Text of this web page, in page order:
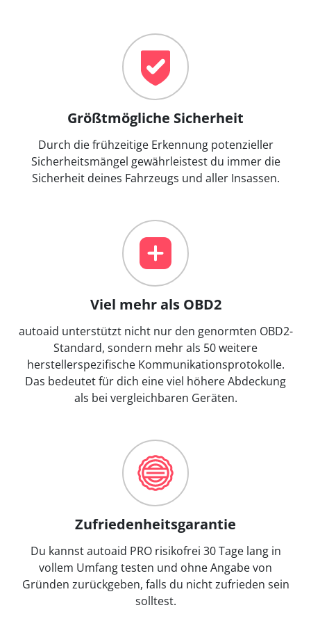
Größtmögliche Sicherheit
Durch die frühzeitige Erkennung potenzieller
Sicherheitsmängel gewährleistest du immer die
Sicherheit deines Fahrzeugs und aller Insassen.
Viel mehr als OBD2
autoaid unterstützt nicht nur den genormten OBD2-
Standard, sondern mehr als 50 weitere
herstellerspezifische Kommunikationsprotokolle.
Das bedeutet für dich eine viel höhere Abdeckung
als bei vergleichbaren Geräten.
Zufriedenheitsgarantie
Du kannst autoaid PRO risikofrei 30 Tage lang in
vollem Umfang testen und ohne Angabe von
Gründen zurückgeben, falls du nicht zufrieden sein
solltest.